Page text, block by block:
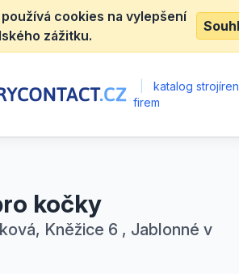
cookies na vylepšení
zážitku.
katalog
firem
kočky
Kněžice 6 , Jablonné v